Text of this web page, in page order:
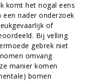
komt het nogal eens
nader onderzoek
of
Bij velling
gebrek niet
omvang
manier komen
bomen